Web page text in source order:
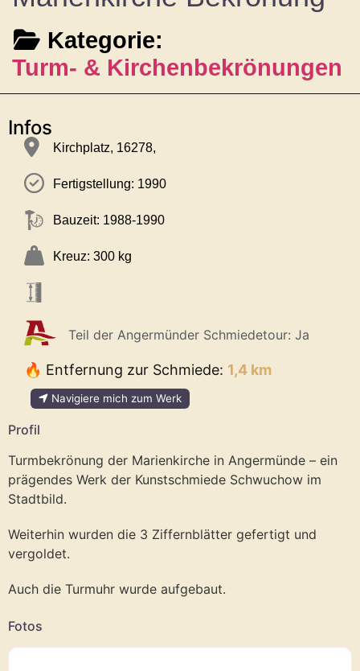
Kategorie:
Turm- & Kirchenbekrönungen
Profil
Turmbekrönung der Marienkirche in Angermünde – ein
prägendes Werk der Kunstschmiede Schwuchow im
Stadtbild.
Weiterhin wurden die 3 Ziffernblätter gefertigt und
vergoldet.
Auch die Turmuhr wurde aufgebaut.
Fotos
Infos
Kirchplatz, 16278,
Fertigstellung: 1990
Bauzeit: 1988-1990
Kreuz: 300 kg
Teil der Angermünder Schmiedetour: Ja
🔥 Entfernung zur Schmiede: 1,4 km
Navigiere mich zum Werk